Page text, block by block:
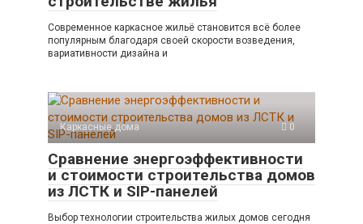
Современное каркасное жильё становится всё более
популярным благодаря своей скорости возведения,
вариативности дизайна и
Каркасные дома 0
Сравнение энергоэффективности
и стоимости строительства домов
из ЛСТК и SIP-панелей
Выбор технологии строительства жилых домов сегодня